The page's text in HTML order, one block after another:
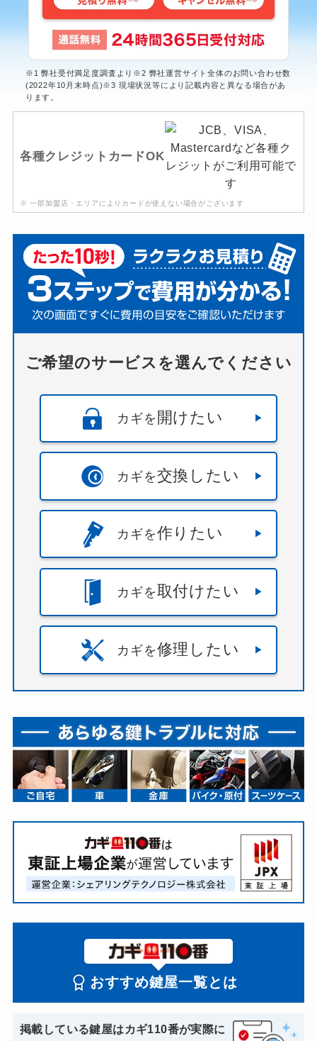
※1 弊社受付満足度調査より※2 弊社運営サイト全体のお問い合わせ数
(2022年10月末時点)※3 現場状況等により記載内容と異なる場合があ
ります。
各種クレジットカードOK
※ 一部加盟店・エリアによりカードが使えない場合がございます
ご希望のサービスを選んでください
カギを 開けたい
カギを交換したい
カギを作りたい
カギを取付けたい
カギを修理したい
おすすめ鍵屋一覧とは
掲載している鍵屋はカギ110番が実際に